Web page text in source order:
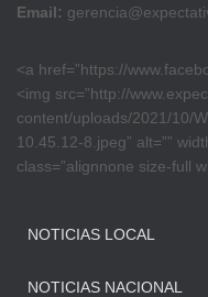
Email:
<a href=”https://
<img src=”http://
content/uploads/2021/10/
10.45.12-8.jpeg” alt=””
class=”alignnone size-full
NOTICIAS LOCAL
NOTICIAS NACIONAL